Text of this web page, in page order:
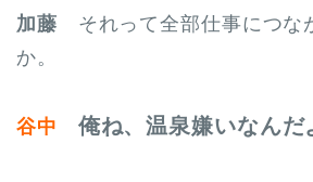
加藤 それって全部仕事につな
か。
谷中 俺ね、温泉嫌いなんだ